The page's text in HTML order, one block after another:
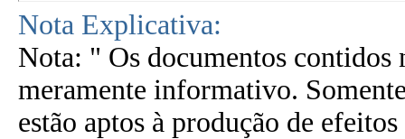
Nota Explicativa:
Nota: " Os documentos contidos
meramente informativo.
estão aptos à produção de